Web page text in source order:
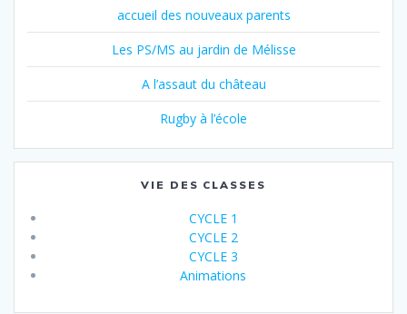
accueil des nouveaux parents
Les PS/MS au jardin de Mélisse
A l’assaut du château
Rugby à l’école
VIE DES CLASSES
CYCLE 1
CYCLE 2
CYCLE 3
Animations